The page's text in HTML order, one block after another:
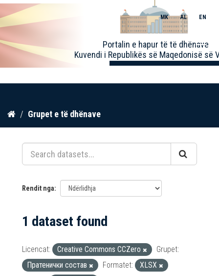
Kalo
përmbajtja
Portalin e hapur të të dhënave
Kuvendi i Republikës së Maqedonisë së
MK AL EN
Toggle
Grupet e të dhënave
Rendit nga
1 dataset found
Licencat: Creative Commons CCZero
Grupet:
Пратенички состав
Formatet:
XLSX